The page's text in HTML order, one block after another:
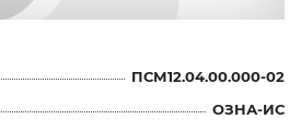
ПСМ12.04.00.000-02
ОЗНА-ИС